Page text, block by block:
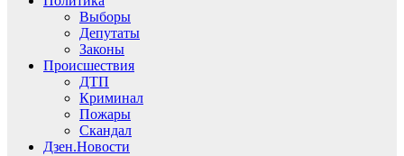
Выборы
Депутаты
Законы
Происшествия
ДТП
Криминал
Пожары
Скандал
Дзен.Новости